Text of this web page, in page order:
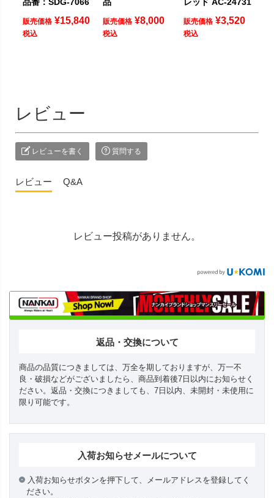
販売価格 ¥15,840
税込
販売価格 ¥8,000
税込
販売価格 ¥3,520
税込
レビュー
レビューを書く 質問する
レビュー Q&A
レビュー投稿がありません。
返品・交換について
商品の品質につきましては、万全を期しておりますが、万一不
良・破損などがございましたら、商品到着後7日以内にお知らせく
ださい。返品・交換につきましても、7日以内、未開封・未使用に
限り可能です。
入荷お知らせメールについて
入荷お知らせボタンを押下して、メールアドレスを登録してく
ださい。